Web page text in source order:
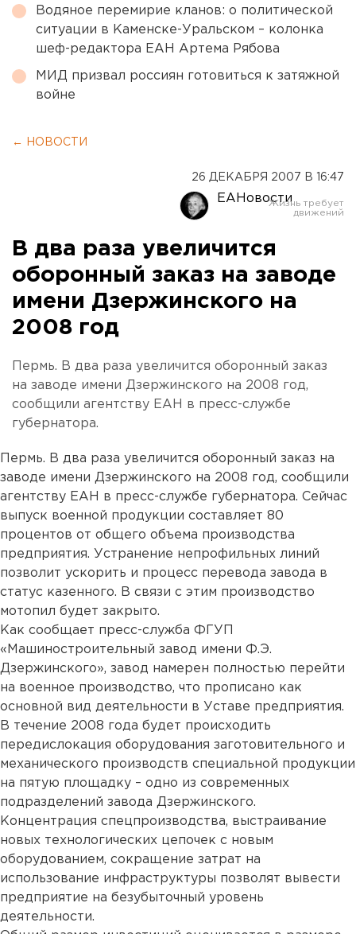
Водяное перемирие кланов: о политической
ситуации в Каменске-Уральском – колонка
шеф-редактора ЕАН Артема Рябова
МИД призвал россиян готовиться к затяжной
войне
← НОВОСТИ
26 ДЕКАБРЯ 2007 В 16:47
ЕАНовости
В два раза увеличится
оборонный заказ на заводе
имени Дзержинского на
2008 год
Пермь. В два раза увеличится оборонный заказ
на заводе имени Дзержинского на 2008 год,
сообщили агентству ЕАН в пресс-службе
губернатора.
Пермь. В два раза увеличится оборонный заказ на
заводе имени Дзержинского на 2008 год, сообщили
агентству ЕАН в пресс-службе губернатора. Сейчас
выпуск военной продукции составляет 80
процентов от общего объема производства
предприятия. Устранение непрофильных линий
позволит ускорить и процесс перевода завода в
статус казенного. В связи с этим производство
мотопил будет закрыто.
Как сообщает пресс-служба ФГУП
«Машиностроительный завод имени Ф.Э.
Дзержинского», завод намерен полностью перейти
на военное производство, что прописано как
основной вид деятельности в Уставе предприятия.
В течение 2008 года будет происходить
передислокация оборудования заготовительного и
механического производств специальной продукции
на пятую площадку – одно из современных
подразделений завода Дзержинского.
Концентрация спецпроизводства, выстраивание
новых технологических цепочек с новым
оборудованием, сокращение затрат на
использование инфраструктуры позволят вывести
предприятие на безубыточный уровень
деятельности.